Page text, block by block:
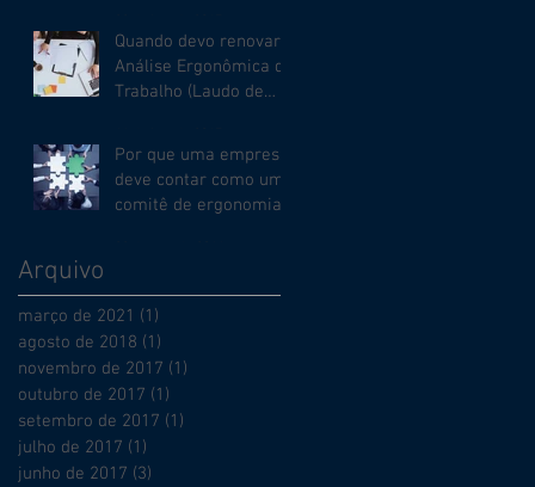
Quando devo renovar a
Análise Ergonômica do
Trabalho (Laudo de
Por que uma empresa
deve contar como um
comitê de ergonomia?
Arquivo
março de 2021 (1)
agosto de 2018 (1)
novembro de 2017 (1)
outubro de 2017 (1)
setembro de 2017 (1)
julho de 2017 (1)
junho de 2017 (3)